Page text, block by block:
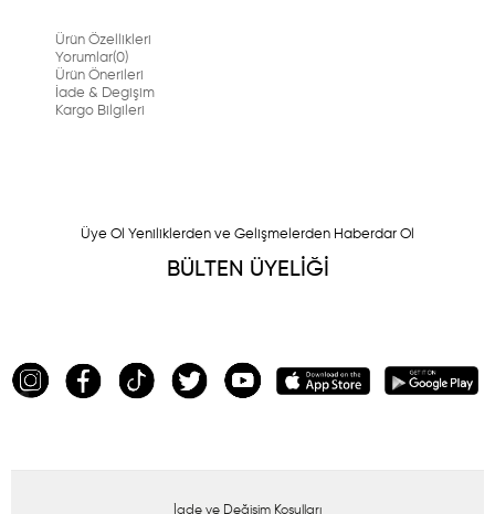
Ürün Özellikleri
Yorumlar(0)
Ürün Önerileri
İade & Degişim
Kargo Bilgileri
Üye Ol Yeniliklerden ve Gelişmelerden Haberdar Ol
BÜLTEN ÜYELİĞİ
İade ve Değişim Koşulları